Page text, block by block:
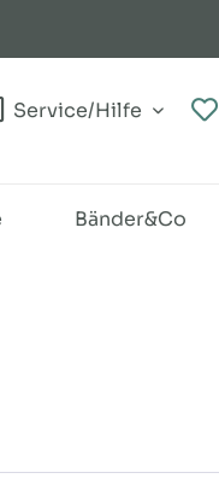
Service/Hilfe
Bänder&Co